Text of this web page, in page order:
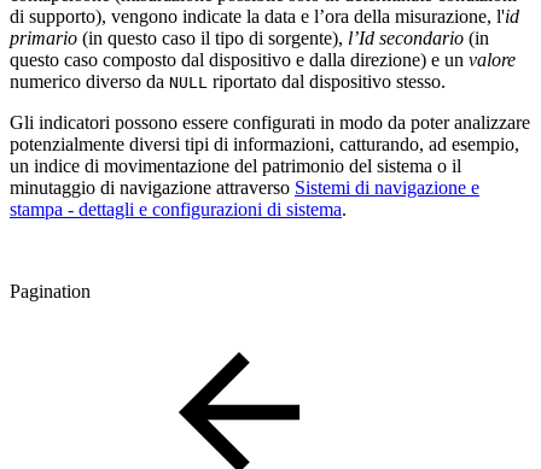
di supporto), vengono indicate la data e l’ora della misurazione, l'id
primario (in questo caso il tipo di sorgente), l’Id secondario (in
questo caso composto dal dispositivo e dalla direzione) e un valore
numerico diverso da NULL riportato dal dispositivo stesso.
Gli indicatori possono essere configurati in modo da poter analizzare
potenzialmente diversi tipi di informazioni, catturando, ad esempio,
un indice di movimentazione del patrimonio del sistema o il
minutaggio di navigazione attraverso Sistemi di navigazione e
stampa - dettagli e configurazioni di sistema.
Pagination